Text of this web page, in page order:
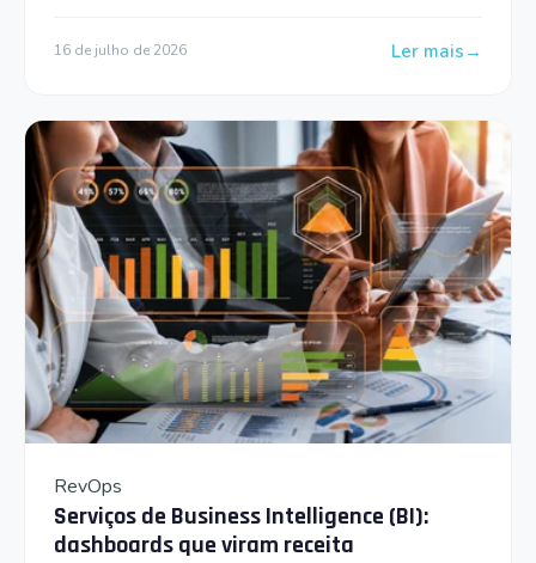
16 de julho de 2026 Ler mais
: Go to Market:
RevOps
Serviços de Business Intelligence (BI):
dashboards que viram receita